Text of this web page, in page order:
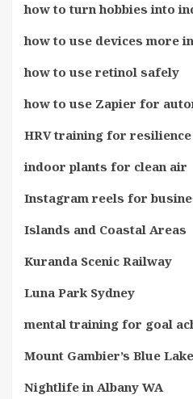
how to turn hobbies into
how to use devices more
how to use retinol safely
how to use Zapier for
HRV training for resilience
indoor plants for clean air
Instagram reels for
Islands and Coastal Areas
Kuranda Scenic Railway
Luna Park Sydney
mental training for goal
Mount Gambier’s Blue Lake
Nightlife in Albany WA